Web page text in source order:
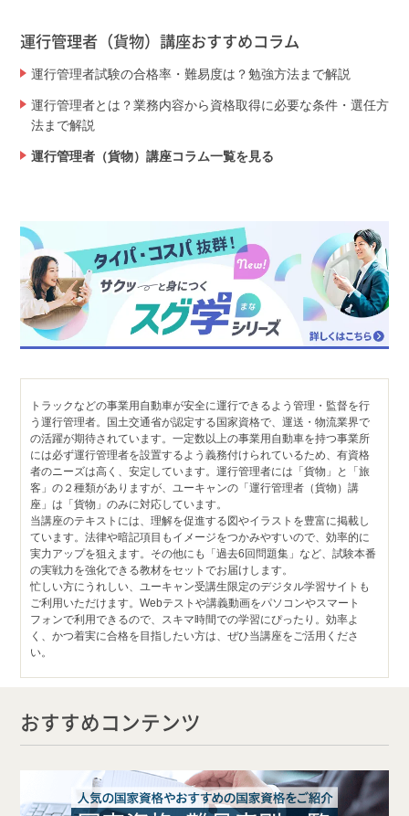
運行管理者（貨物）講座おすすめコラム
運行管理者試験の合格率・難易度は？勉強方法まで解説
運行管理者とは？業務内容から資格取得に必要な条件・選任方
法まで解説
運行管理者（貨物）講座コラム一覧を見る
トラックなどの事業用自動車が安全に運行できるよう管理・監督を行
う運行管理者。国土交通省が認定する国家資格で、運送・物流業界で
の活躍が期待されています。一定数以上の事業用自動車を持つ事業所
には必ず運行管理者を設置するよう義務付けられているため、有資格
者のニーズは高く、安定しています。運行管理者には「貨物」と「旅
客」の２種類がありますが、ユーキャンの「運行管理者（貨物）講
座」は「貨物」のみに対応しています。
当講座のテキストには、理解を促進する図やイラストを豊富に掲載し
ています。法律や暗記項目もイメージをつかみやすいので、効率的に
実力アップを狙えます。その他にも「過去6回問題集」など、試験本番
の実戦力を強化できる教材をセットでお届けします。
忙しい方にうれしい、ユーキャン受講生限定のデジタル学習サイトも
ご利用いただけます。Webテストや講義動画をパソコンやスマート
フォンで利用できるので、スキマ時間での学習にぴったり。効率よ
く、かつ着実に合格を目指したい方は、ぜひ当講座をご活用くださ
い。
おすすめコンテンツ